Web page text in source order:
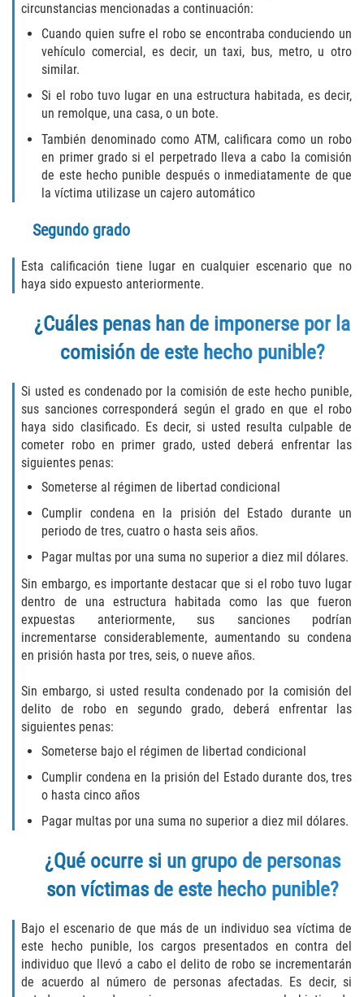
Prostitución y Solicitación
Violación Estatutaria
Agresión Sexual
Delitos Violentos
Aumento de Sentencia para Pandillas
Homicidio Voluntario
Homicidio Involuntario
Secuestro
Delitos Contra La Propiedad
de Servicios Públicos
Incendio Provocado
Invasión Agravada de Propiedad
Invasión de Propiedad Ajena
Vandalismo
DUI
Audiencia Administrativa del DMV
Conducción Imprudente con
Presencia de Alcohol
Conducción Imprudente sin Presencia
de Alcohol
Cuarta Ofensa de DUI
circunstancias mencionadas a continuación:
Cuando quien sufre el robo se encontraba conduciendo un
vehículo comercial, es decir, un taxi, bus, metro, u otro
similar.
Si el robo tuvo lugar en una estructura habitada, es decir,
un remolque, una casa, o un bote.
También denominado como ATM, calificara como un robo
en primer grado si el perpetrado lleva a cabo la comisión
de este hecho punible después o inmediatamente de que
la víctima utilizase un cajero automático
Segundo grado
Esta calificación tiene lugar en cualquier escenario que no
haya sido expuesto anteriormente.
¿Cuáles penas han de imponerse por la
comisión de este hecho punible?
Si usted es condenado por la comisión de este hecho punible,
sus sanciones corresponderá según el grado en que el robo
haya sido clasificado. Es decir, si usted resulta culpable de
cometer robo en primer grado, usted deberá enfrentar las
siguientes penas:
Someterse al régimen de libertad condicional
Cumplir condena en la prisión del Estado durante un
periodo de tres, cuatro o hasta seis años.
Pagar multas por una suma no superior a diez mil dólares.
Sin embargo, es importante destacar que si el robo tuvo lugar
dentro de una estructura habitada como las que fueron
expuestas anteriormente, sus sanciones podrían
incrementarse considerablemente, aumentando su condena
en prisión hasta por tres, seis, o nueve años.
Sin embargo, si usted resulta condenado por la comisión del
delito de robo en segundo grado, deberá enfrentar las
siguientes penas:
Someterse bajo el régimen de libertad condicional
Cumplir condena en la prisión del Estado durante dos, tres
o hasta cinco años
Pagar multas por una suma no superior a diez mil dólares.
¿Qué ocurre si un grupo de personas
son víctimas de este hecho punible?
Bajo el escenario de que más de un individuo sea víctima de
este hecho punible, los cargos presentados en contra del
individuo que llevó a cabo el delito de robo se incrementarán
de acuerdo al número de personas afectadas. Es decir, si